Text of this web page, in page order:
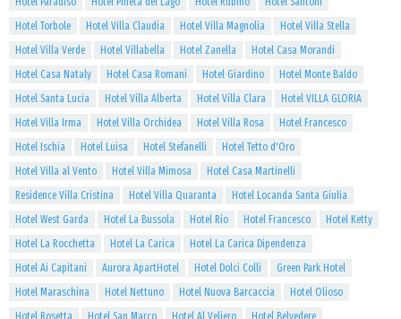
Hotel Torbole
Hotel Villa Claudia Hotel Villa Magnolia
Hotel Villa Stella
Hotel Villa Verde
Hotel Villabella Hotel Zanella
Hotel Casa Morandi
Hotel Casa Nataly
Hotel Casa Romani Hotel Giardino
Hotel Monte Baldo
Hotel Santa Lucia
Hotel Villa Alberta Hotel Villa Clara
Hotel VILLA GLORIA
Hotel Villa Irma
Hotel Villa Orchidea Hotel Villa Rosa
Hotel Francesco
Hotel Ischia
Hotel Luisa Hotel Stefanelli
Hotel Tetto d'Oro
Hotel Villa al Vento
Hotel Villa Mimosa
Hotel Casa Martinelli
Residence Villa Cristina
Hotel Villa Quaranta
Hotel Locanda Santa Giulia
Hotel West Garda
Hotel La Bussola Hotel Rio Hotel Francesco
Hotel Ketty
Hotel La Rocchetta
Hotel La Carica
Hotel La Carica Dipendenza
Hotel Ai Capitani
Aurora ApartHotel Hotel Dolci Colli
Green Park Hotel
Hotel Maraschina
Hotel Nettuno Hotel Nuova Barcaccia
Hotel Olioso
Hotel Rosetta
Hotel San Marco Hotel Al Veliero
Hotel Belvedere